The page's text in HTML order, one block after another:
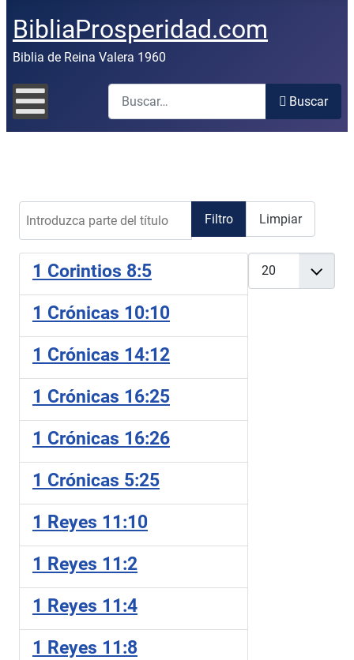
BibliaProsperidad.com
Biblia de Reina Valera 1960
Buscar
Buscar
Filtro Limpiar
1 Corintios 8:5
1 Crónicas 10:10
1 Crónicas 14:12
1 Crónicas 16:25
1 Crónicas 16:26
1 Crónicas 5:25
1 Reyes 11:10
1 Reyes 11:2
1 Reyes 11:4
1 Reyes 11:8